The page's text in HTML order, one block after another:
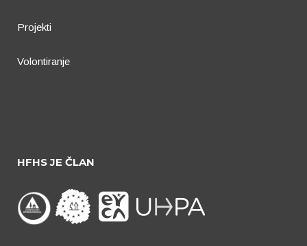
Projekti
Volontiranje
HFHS JE ČLAN